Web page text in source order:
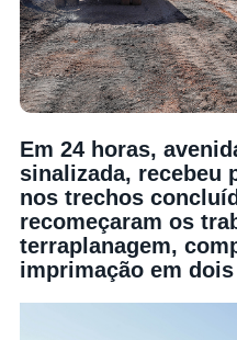
Em 24 horas,
sinalizada, recebeu
nos trechos
recomeçaram os
terraplanagem,
imprimação em